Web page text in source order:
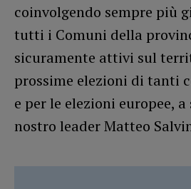
coinvolgendo sempre più
tutti i Comuni della
sicuramente attivi sul
prossime elezioni di tanti
e per le elezioni europee,
nostro leader Matteo